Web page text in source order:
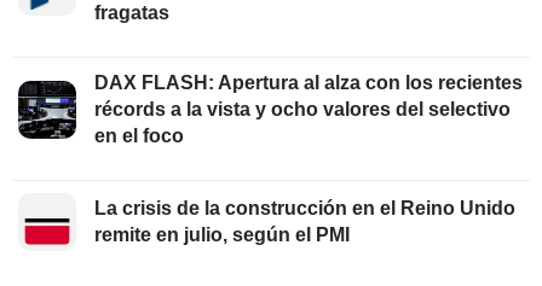
fragatas
DAX FLASH: Apertura al alza con los recientes
récords a la vista y ocho valores del selectivo
en el foco
La crisis de la construcción en el Reino Unido
remite en julio, según el PMI